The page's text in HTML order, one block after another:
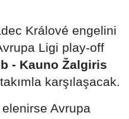
Králové engelini
Ligi play-off
- Kauno Žalgiris
karşılaşacak.
Avrupa